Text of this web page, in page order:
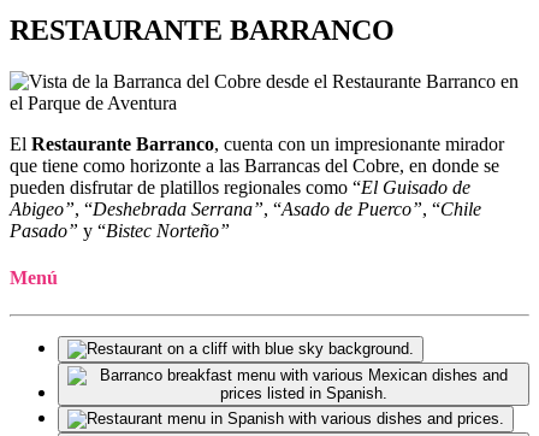
RESTAURANTE BARRANCO
El Restaurante Barranco, cuenta con un impresionante mirador
que tiene como horizonte a las Barrancas del Cobre, en donde se
pueden disfrutar de platillos regionales como “El Guisado de
Abigeo”, “Deshebrada Serrana”, “Asado de Puerco”, “Chile
Pasado” y “Bistec Norteño”
Menú